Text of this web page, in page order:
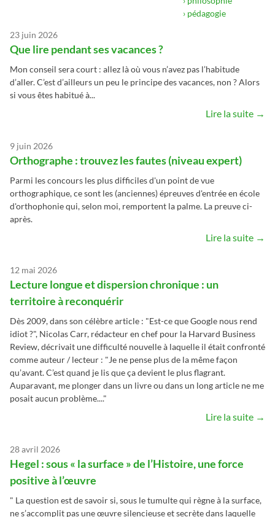
› pédagogie
23 juin 2026
Que lire pendant ses vacances ?
Mon conseil sera court : allez là où vous n’avez pas l’habitude
d’aller. C’est d’ailleurs un peu le principe des vacances, non ? Alors
si vous êtes habitué à...
Lire la suite →
9 juin 2026
Orthographe : trouvez les fautes (niveau expert)
Parmi les concours les plus difficiles d'un point de vue
orthographique, ce sont les (anciennes) épreuves d'entrée en école
d'orthophonie qui, selon moi, remportent la palme. La preuve ci-
après.
Lire la suite →
12 mai 2026
Lecture longue et dispersion chronique : un
territoire à reconquérir
Dès 2009, dans son célèbre article : "Est-ce que Google nous rend
idiot ?", Nicolas Carr, rédacteur en chef pour la Harvard Business
Review, décrivait une difficulté nouvelle à laquelle il était confronté
comme auteur / lecteur : "Je ne pense plus de la même façon
qu’avant. C’est quand je lis que ça devient le plus flagrant.
Auparavant, me plonger dans un livre ou dans un long article ne me
posait aucun problème...."
Lire la suite →
28 avril 2026
Hegel : sous « la surface » de l’Histoire, une force
positive à l’œuvre
" La question est de savoir si, sous le tumulte qui règne à la surface,
ne s’accomplit pas une œuvre silencieuse et secrète dans laquelle